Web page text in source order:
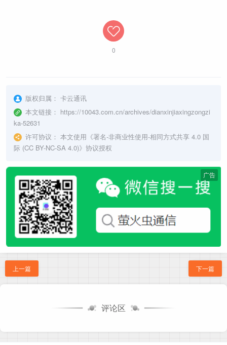
0
版权归属： 卡云通讯
本文链接： https://10043.com.cn/archives/dianxinjiaxingzongzi
ka-52631
许可协议： 本文使用《署名-非商业性使用-相同方式共享 4.0 国
际 (CC BY-NC-SA 4.0)》协议授权
广告
上一篇 下一篇
评论区